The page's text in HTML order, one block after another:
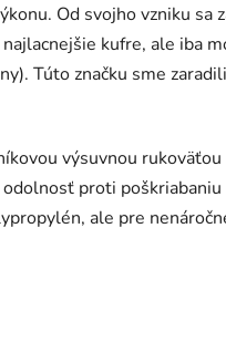
Od svojho vzniku sa
kufre, ale iba
Túto značku sme
výsuvnou
proti poškriabaniu
ale pre